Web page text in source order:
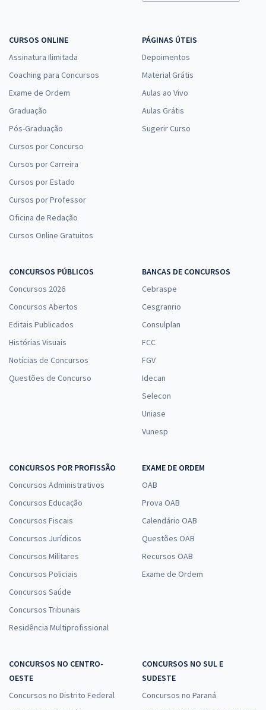
CURSOS ONLINE
Assinatura Ilimitada
Coaching para Concursos
Exame de Ordem
Graduação
Pós-Graduação
Cursos por Concurso
Cursos por Carreira
Cursos por Estado
Cursos por Professor
Oficina de Redação
Cursos Online Gratuitos
PÁGINAS ÚTEIS
Depoimentos
Material Grátis
Aulas ao Vivo
Aulas Grátis
Sugerir Curso
CONCURSOS PÚBLICOS
Concursos 2026
Concursos Abertos
Editais Publicados
Histórias Visuais
Notícias de Concursos
Questões de Concurso
BANCAS DE CONCURSOS
Cebraspe
Cesgranrio
Consulplan
FCC
FGV
Idecan
Selecon
Uniase
Vunesp
CONCURSOS POR PROFISSÃO
Concursos Administrativos
Concursos Educação
Concursos Fiscais
Concursos Jurídicos
Concursos Militares
Concursos Policiais
Concursos Saúde
Concursos Tribunais
Residência Multiprofissional
EXAME DE ORDEM
OAB
Prova OAB
Calendário OAB
Questões OAB
Recursos OAB
Exame de Ordem
CONCURSOS NO CENTRO-
OESTE
Concursos no Distrito Federal
CONCURSOS NO SUL E
SUDESTE
Concursos no Paraná